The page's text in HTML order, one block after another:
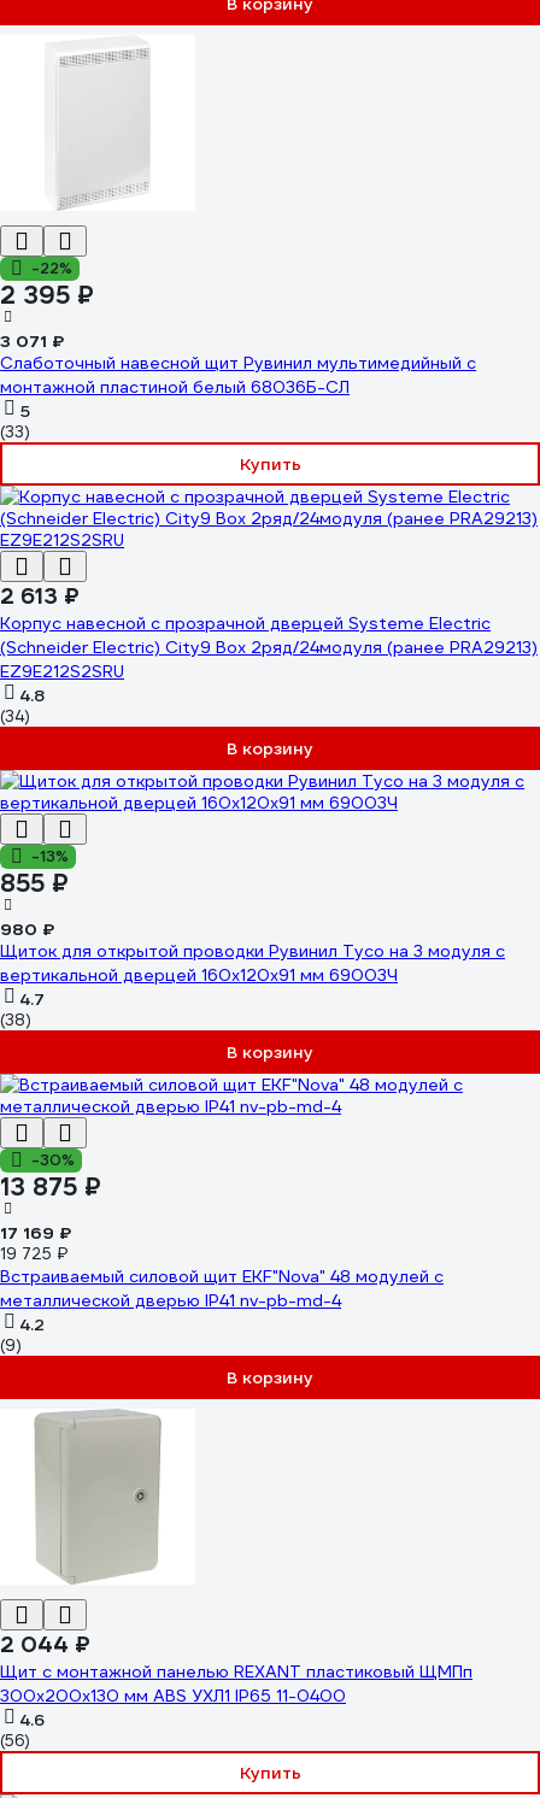
-22%
2 395 ₽
3 071 ₽
Слаботочный навесной щит Рувинил мультимедийный с
монтажной пластиной белый 68036Б-СЛ
5
(33)
Купить
2 613 ₽
Корпус навесной с прозрачной дверцей Systeme Electric
(Schneider Electric) City9 Box 2ряд/24модуля (ранее PRA29213)
EZ9E212S2SRU
4.8
(34)
В корзину
-13%
855 ₽
980 ₽
Щиток для открытой проводки Рувинил Тусо на 3 модуля с
вертикальной дверцей 160x120x91 мм 69003Ч
4.7
(38)
В корзину
-30%
13 875 ₽
17 169 ₽
19 725 ₽
Встраиваемый силовой щит EKF"Nova" 48 модулей с
металлической дверью IP41 nv-pb-md-4
4.2
(9)
В корзину
2 044 ₽
Щит с монтажной панелью REXANT пластиковый ЩМПп
300x200x130 мм ABS УХЛ1 IP65 11-0400
4.6
(56)
Купить